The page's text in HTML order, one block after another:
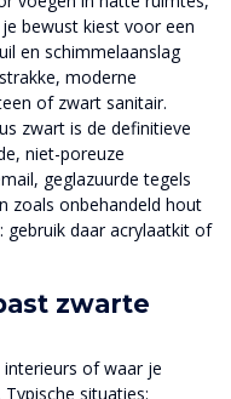
bewust kiest voor een
en schimmelaanslag
moderne
of zwart sanitair.
zwart is de definitieve
niet-poreuze
geglazuurde tegels
zoals onbehandeld hout
daar acrylaatkit of
zwarte
of waar je
situaties: